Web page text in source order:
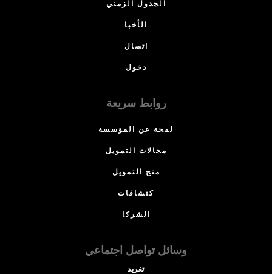
الجدول الزمني
الأخبا
اتصال
دخول
روابط سريعة
لمحة عن المؤسسة
مجالات التمويل
منح التمويل
كتشافات
الشركا
وسائل تواصل اجتماعي
تغريد